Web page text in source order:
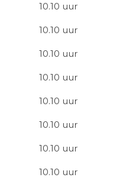
10.10 uur
10.10 uur
10.10 uur
10.10 uur
10.10 uur
10.10 uur
10.10 uur
10.10 uur